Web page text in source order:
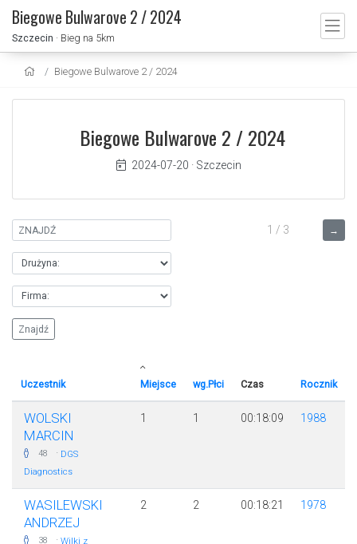
Biegowe Bulwarove 2 / 2024
Szczecin · Bieg na 5km
Biegowe Bulwarove 2 / 2024
Biegowe Bulwarove 2 / 2024
2024-07-20 · Szczecin
→
1 / 3
Uczestnik Miejsce wg.Płci Czas Rocznik
WOLSKI
MARCIN
48 · DGS
Diagnostics
1 1 00:18:09 1988
WASILEWSKI
ANDRZEJ
38 · Wilki z
2 2 00:18:21 1978